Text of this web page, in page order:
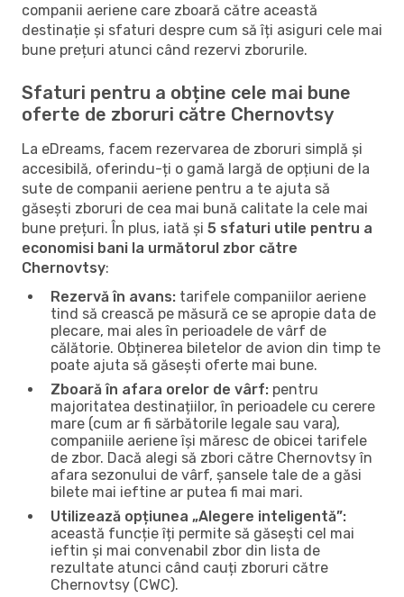
companii aeriene care zboară către această
destinație și sfaturi despre cum să îți asiguri cele mai
bune prețuri atunci când rezervi zborurile.
Sfaturi pentru a obține cele mai bune
oferte de zboruri către Chernovtsy
La eDreams, facem rezervarea de zboruri simplă și
accesibilă, oferindu-ți o gamă largă de opțiuni de la
sute de companii aeriene pentru a te ajuta să
găsești zboruri de cea mai bună calitate la cele mai
bune prețuri. În plus, iată și 5 sfaturi utile pentru a
economisi bani la următorul zbor către
Chernovtsy:
Rezervă în avans: tarifele companiilor aeriene
tind să crească pe măsură ce se apropie data de
plecare, mai ales în perioadele de vârf de
călătorie. Obținerea biletelor de avion din timp te
poate ajuta să găsești oferte mai bune.
Zboară în afara orelor de vârf: pentru
majoritatea destinațiilor, în perioadele cu cerere
mare (cum ar fi sărbătorile legale sau vara),
companiile aeriene își măresc de obicei tarifele
de zbor. Dacă alegi să zbori către Chernovtsy în
afara sezonului de vârf, șansele tale de a găsi
bilete mai ieftine ar putea fi mai mari.
Utilizează opțiunea „Alegere inteligentă”:
această funcție îți permite să găsești cel mai
ieftin și mai convenabil zbor din lista de
rezultate atunci când cauți zboruri către
Chernovtsy (CWC).